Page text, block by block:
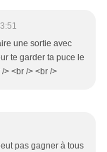
une sortie avec
te garder ta puce le
> <br /> <br />
pas gagner à tous